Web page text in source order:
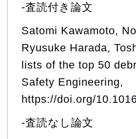
-査読付き論文
Satomi Kawamoto,
Ryusuke Harada,
lists of the top 50
Safety Engineering,
https://doi.org/
-査読なし論文